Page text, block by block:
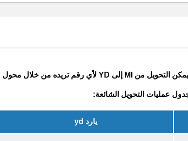
يارد ويمكن التحويل من MI إلى YD لأي رقم تريده من خلال محول
عمليات التحويل الشائعة:
يارد yd